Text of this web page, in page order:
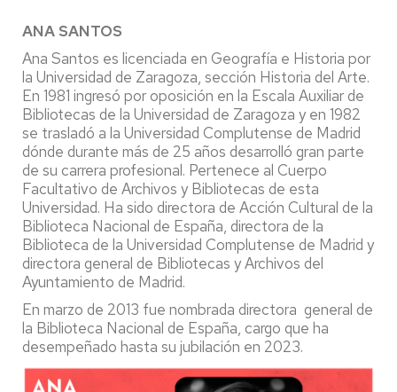
ANA SANTOS
Ana Santos es licenciada en Geografía e Historia por
la Universidad de Zaragoza, sección Historia del Arte.
En 1981 ingresó por oposición en la Escala Auxiliar de
Bibliotecas de la Universidad de Zaragoza y en 1982
se trasladó a la Universidad Complutense de Madrid
dónde durante más de 25 años desarrolló gran parte
de su carrera profesional. Pertenece al Cuerpo
Facultativo de Archivos y Bibliotecas de esta
Universidad. Ha sido directora de Acción Cultural de la
Biblioteca Nacional de España, directora de la
Biblioteca de la Universidad Complutense de Madrid y
directora general de Bibliotecas y Archivos del
Ayuntamiento de Madrid.
En marzo de 2013 fue nombrada directora general de
la Biblioteca Nacional de España, cargo que ha
desempeñado hasta su jubilación en 2023.